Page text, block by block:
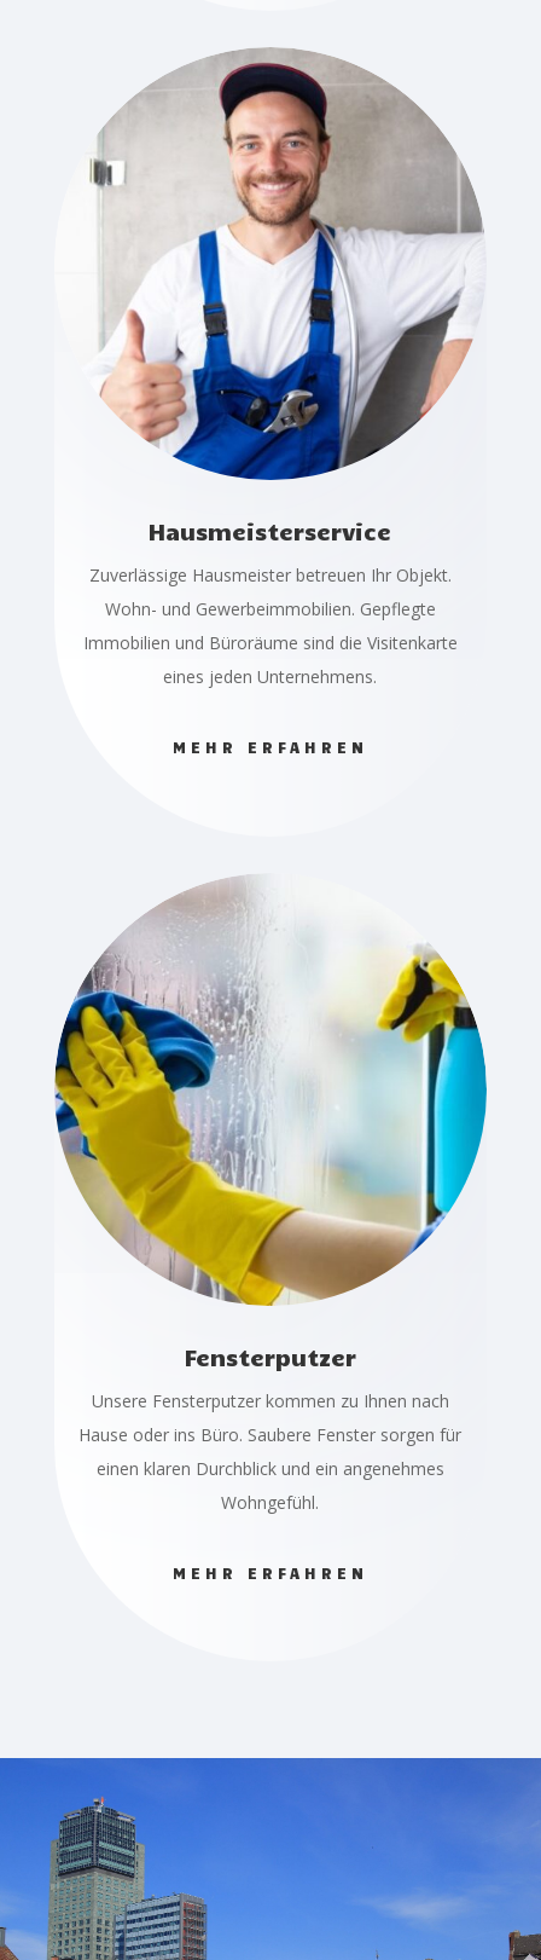
Hausmeisterservice
Zuverlässige Hausmeister betreuen Ihr Objekt.
Wohn- und Gewerbeimmobilien. Gepflegte
Immobilien und Büroräume sind die Visitenkarte
eines jeden Unternehmens.
MEHR ERFAHREN
Fensterputzer
Unsere Fensterputzer kommen zu Ihnen nach
Hause oder ins Büro. Saubere Fenster sorgen für
einen klaren Durchblick und ein angenehmes
Wohngefühl.
MEHR ERFAHREN